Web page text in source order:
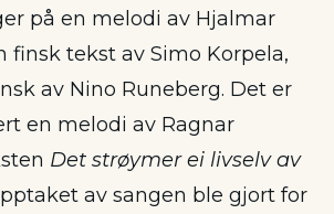
på en melodi av Hjalmar
finsk tekst av Simo Korpela,
av Nino Runeberg. Det er
en melodi av Ragnar
Det strøymer ei livselv av
av sangen ble gjort for